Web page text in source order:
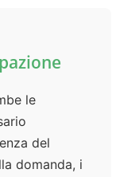
le
del
domanda, i